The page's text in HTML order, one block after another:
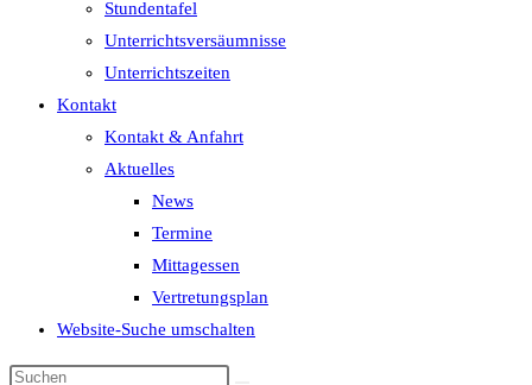
Stundentafel
Unterrichtsversäumnisse
Unterrichtszeiten
Kontakt
Kontakt & Anfahrt
Aktuelles
News
Termine
Mittagessen
Vertretungsplan
Website-Suche umschalten